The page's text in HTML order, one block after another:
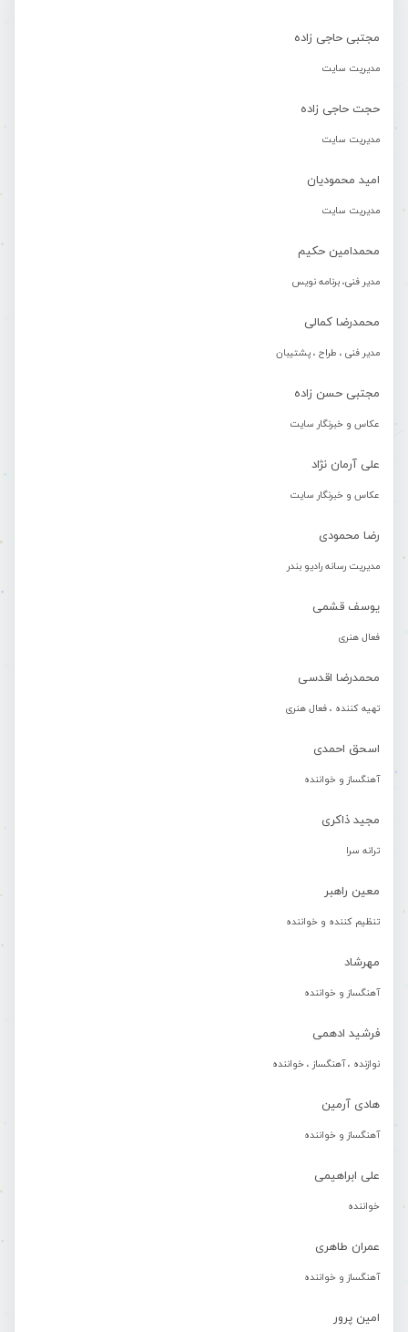
مجتبی حاجی زاده
مدیریت سایت
حجت حاجی زاده
مدیریت سایت
امید محمودیان
مدیریت سایت
محمدامین حکیم
مدیر فنی، برنامه نویس
محمدرضا کمالی
مدیر فنی ، طراح ، پشتیبان
مجتبی حسن زاده
عکاس و خبرنگار سایت
علی آرمان نژاد
عکاس و خبرنگار سایت
رضا محمودی
مدیریت رسانه رادیو بندر
یوسف قشمی
فعال هنری
محمدرضا اقدسی
تهیه کننده ، فعال هنری
اسحق احمدی
آهنگساز و خواننده
مجید ذاکری
ترانه سرا
معین راهبر
تنظیم کننده و خواننده
مهرشاد
آهنگساز و خواننده
فرشید ادهمی
نوازنده ، آهنگساز ، خواننده
هادی آرمین
آهنگساز و خواننده
علی ابراهیمی
خواننده
عمران طاهری
آهنگساز و خواننده
امین پرور